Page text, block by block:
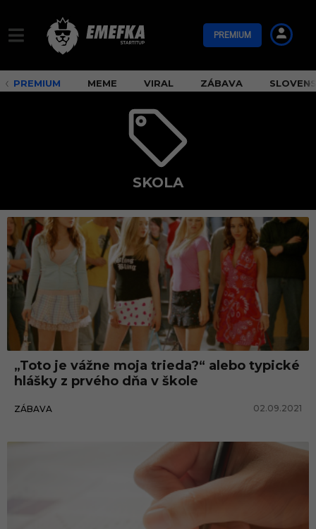
PREMIUM
PREMIUM MEME VIRAL ZÁBAVA
SKOLA
s
k
o
l
a
„Toto je vážne moja trieda?“ alebo typické
hlášky z prvého dňa v škole
ZÁBAVA 02.09.2021